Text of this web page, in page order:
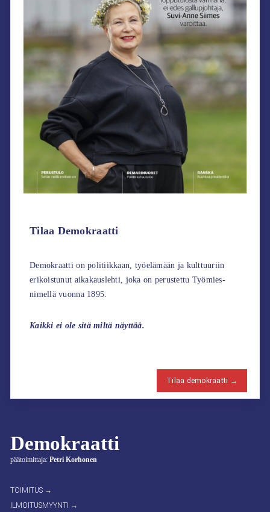
Demokraatti
päätoimittaja: Petri Korhonen
TOIMITUS →
ILMOITUSMYYNTI →
Tilaa Demokraatti
Demokraatti on politiikkaan, työelämään ja kulttuuriin
erikoistunut aikakauslehti, joka on perustettu Työmies-
nimellä vuonna 1895.
Kaikki ei ole sitä miltä näyttää.
Tilaa demokraatti →